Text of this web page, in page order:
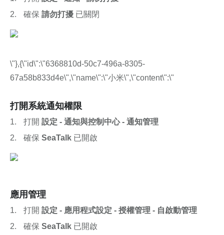
確保 請勿打擾 已關閉
\"},{\"id\":\"6368810d-50c7-496a-8305-
67a58b833d4e\",\"name\":\"小米\",\"content\":\"
打開系統通知權限
打開 設定 - 通知與控制中心 - 通知管理
確保 SeaTalk 已開啟
應用管理
打開 設定 - 應用程式設定 - 授權管理 - 自啟動管理
確保 SeaTalk 已開啟